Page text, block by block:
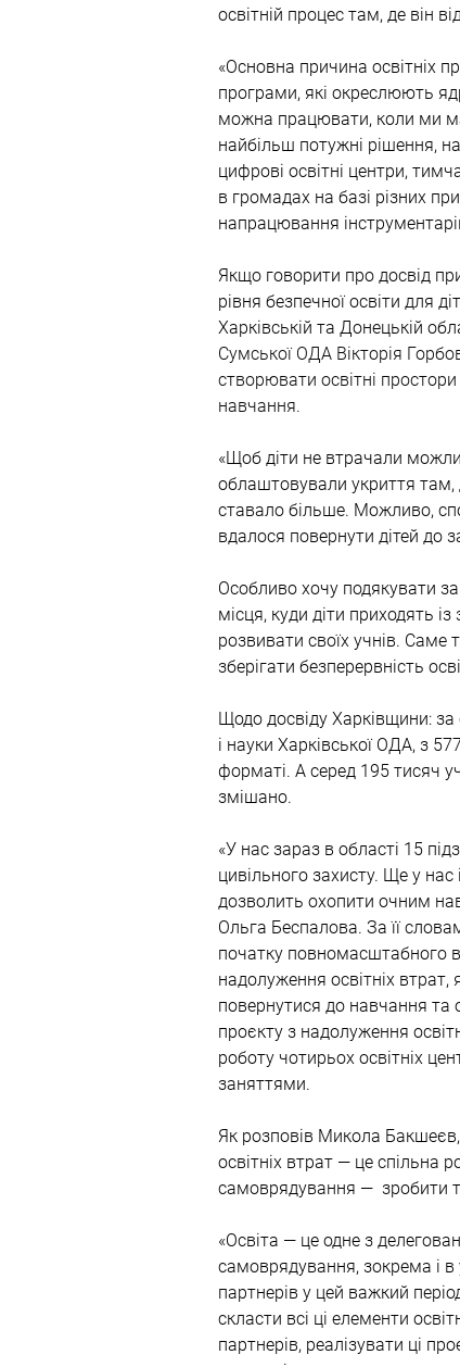
освітній процес там, де він
«Основна причина освітніх
програми, які окреслюють
можна працювати, коли ми
найбільш потужні рішення,
цифрові освітні центри,
в громадах на базі різних
напрацювання
Якщо говорити про досвід
рівня безпечної освіти для
Харківській та Донецькій
Сумської ОДА Вікторія
створювати освітні
навчання.
«Щоб діти не втрачали
облаштовували укриття
ставало більше. Можливо,
вдалося повернути дітей до
Особливо хочу подякувати
місця, куди діти приходять
розвивати своїх учнів. Саме
зберігати безперервність
Щодо досвіду Харківщини:
і науки Харківської ОДА, з
форматі. А серед 195 тисяч
змішано.
«У нас зараз в області 15
цивільного захисту. Ще у
дозволить охопити очним
Ольга Беспалова. За її
початку повномасштабного
надолуження освітніх
повернутися до навчання та
проєкту з надолуження
роботу чотирьох освітніх
заняттями.
Як розповів Микола
освітніх втрат — це спільна
самоврядування —  зробити
«Освіта — це одне з
самоврядування, зокрема і
партнерів у цей важкий
скласти всі ці елементи
партнерів, реалізувати ці